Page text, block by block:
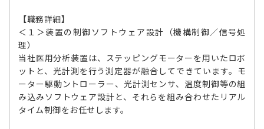
【職務詳細】
＜１＞装置の制御ソフトウェア設計（機構制御／信号処
理）
当社医用分析装置は、ステッピングモーターを用いたロボ
ットと、光計測を行う測定器が融合してできています。モ
ーター駆動ントローラー、光計測センサ、温度制御等の組
み込みソフトウェア設計と、それらを組み合わせたリアル
タイム制御をお任せします。